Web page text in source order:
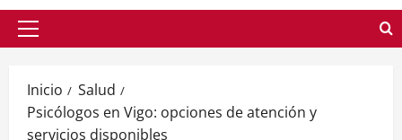
Menú
Inicio
Salud
Psicólogos en Vigo: opciones de atención y
servicios disponibles